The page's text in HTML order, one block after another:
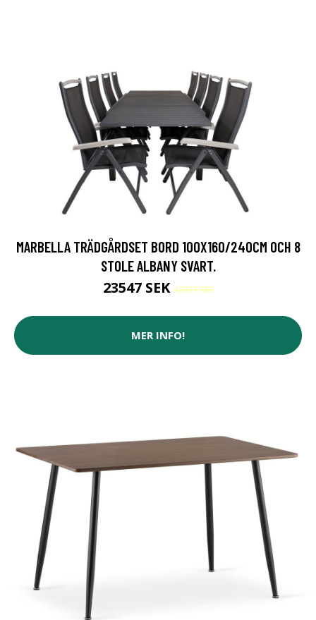
MARBELLA TRÄDGÅRDSET BORD 100X160/240CM OCH 8
STOLE ALBANY SVART.
23547 SEK42811 SEK
MER INFO!